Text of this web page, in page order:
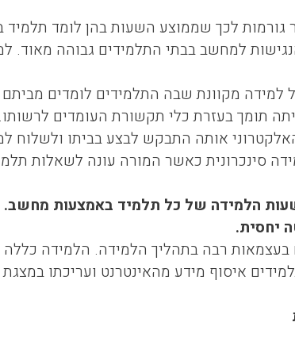
גורמות לכך שממוצע השעות בהן לומד
למחשב בבתי התלמידים גבוהה מאוד.
למידה מקוונת שבה התלמידים לומדים
תומך בעזרת כלי תקשורת העומדים
אותה התבקש לבצע בביתו ולשלוח
סינכרונית כאשר המורה עונה לשאלות
הלמידה של כל תלמיד באמצעות מחשב.
יחסית.
רבה בתהליך הלמידה. הלמידה כללה
איסוף מידע מהאינטרנט ועריכתו